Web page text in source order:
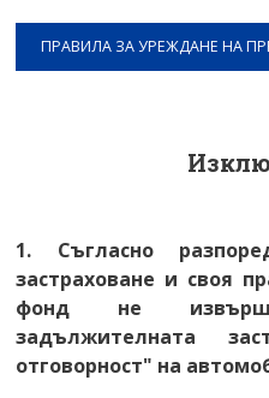
Правила
1. Съгласно
застраховане и своя
фонд не
задължителната
отговорност" на